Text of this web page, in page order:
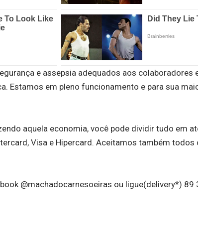
e assepsia adequados aos colaboradores
Estamos em pleno funcionamento e para sua
aquela economia, você pode dividir tudo em
Visa e Hipercard. Aceitamos também
@machadocarnesoeiras ou ligue(delivery*)